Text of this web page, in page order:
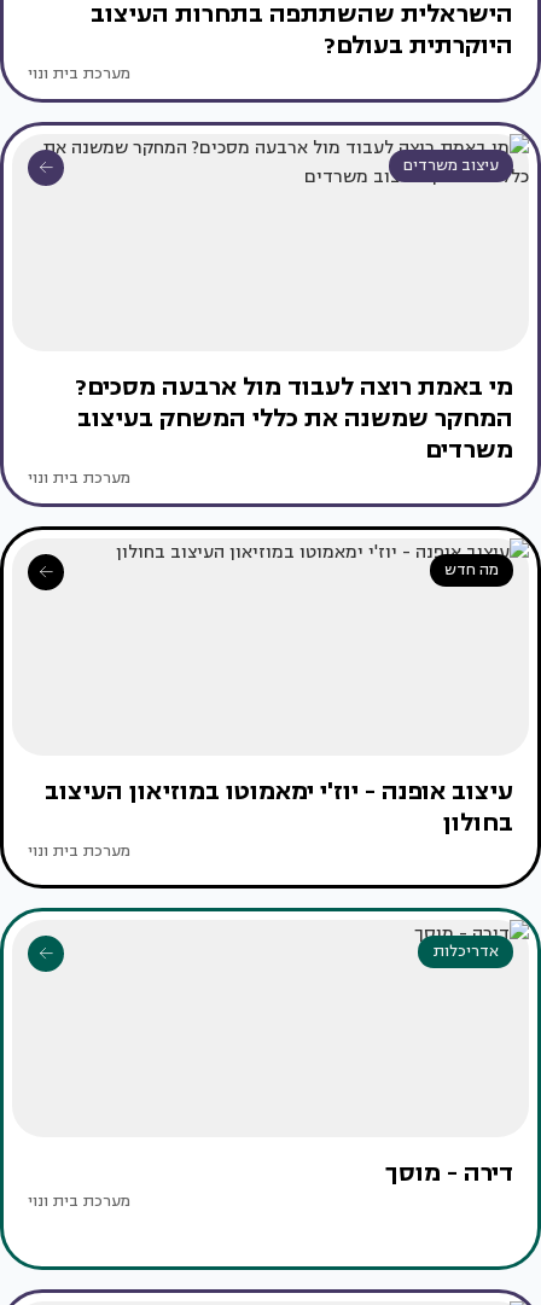
הישראלית שהשתתפה בתחרות העיצוב
היוקרתית בעולם?
מערכת בית ונוי
עיצוב משרדים
מי באמת רוצה לעבוד מול ארבעה מסכים?
המחקר שמשנה את כללי המשחק בעיצוב
משרדים
מערכת בית ונוי
מה חדש
עיצוב אופנה - יוז'י ימאמוטו במוזיאון העיצוב
בחולון
מערכת בית ונוי
אדריכלות
דירה - מוסך
מערכת בית ונוי